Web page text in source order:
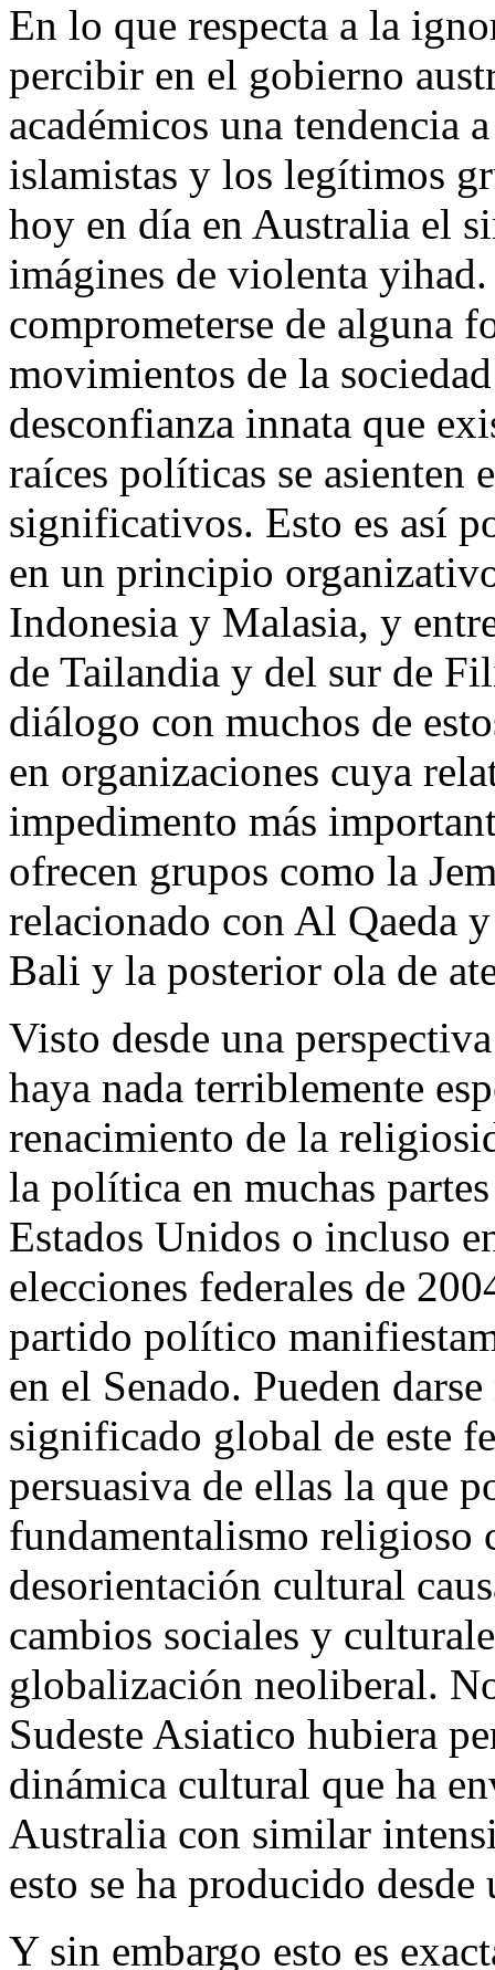
En lo que respecta a la
percibir en el gobierno
académicos una tendencia
islamistas y los legítimos
hoy en día en Australia el
imágines de violenta
comprometerse de alguna
movimientos de la
desconfianza innata que
raíces políticas se asienten
significativos. Esto es así
en un principio
Indonesia y Malasia, y
de Tailandia y del sur de
diálogo con muchos de
en organizaciones cuya
impedimento más
ofrecen grupos como la
relacionado con Al Qaeda
Bali y la posterior ola de
Visto desde una
haya nada terriblemente
renacimiento de la
la política en muchas
Estados Unidos o incluso
elecciones federales de
partido político
en el Senado. Pueden
significado global de este
persuasiva de ellas la que
fundamentalismo religioso
desorientación cultural
cambios sociales y
globalización neoliberal.
Sudeste Asiatico hubiera
dinámica cultural que ha
Australia con similar
esto se ha producido
Y sin embargo esto es